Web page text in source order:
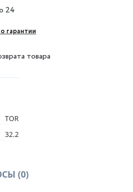
24
гарантии
товара
TOR
32.2
(0)